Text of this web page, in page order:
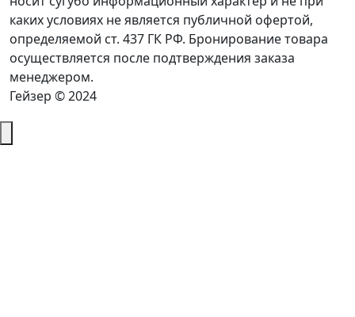
каких условиях не является публичной офертой,
определяемой ст. 437 ГК РФ. Бронирование товара
осуществляется после подтверждения заказа
менеджером.
Гейзер © 2024